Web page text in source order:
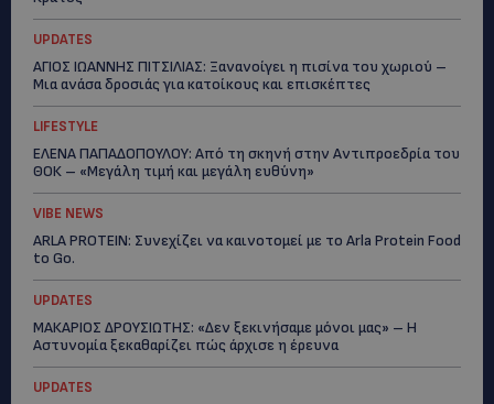
UPDATES
ΑΓΙΟΣ ΙΩΑΝΝΗΣ ΠΙΤΣΙΛΙΑΣ: Ξανανοίγει η πισίνα του χωριού –
Μια ανάσα δροσιάς για κατοίκους και επισκέπτες
LIFESTYLE
ΕΛΕΝΑ ΠΑΠΑΔΟΠΟΥΛΟΥ: Από τη σκηνή στην Αντιπροεδρία του
ΘΟΚ – «Μεγάλη τιμή και μεγάλη ευθύνη»
VIBE NEWS
ARLA PROTEIN: Συνεχίζει να καινοτομεί με το Arla Protein Food
to Go.
UPDATES
ΜΑΚΑΡΙΟΣ ΔΡΟΥΣΙΩΤΗΣ: «Δεν ξεκινήσαμε μόνοι μας» – Η
Αστυνομία ξεκαθαρίζει πώς άρχισε η έρευνα
UPDATES